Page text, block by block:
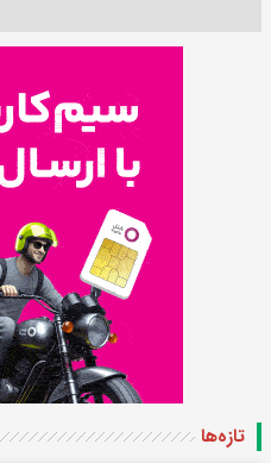
تازه‌ها